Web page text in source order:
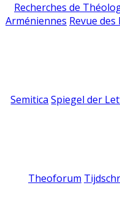
Recherches de
Arméniennes Revue
Semitica Spiegel der
Theoforum